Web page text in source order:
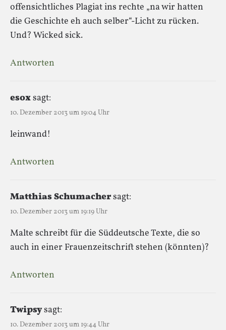
offensichtliches Plagiat ins rechte „na wir hatten
die Geschichte eh auch selber“-Licht zu rücken.
Und? Wicked sick.
Antworten
esoxsagt:
10. Dezember 2013 um 19:04 Uhr
leinwand!
Antworten
Matthias Schumachersagt:
10. Dezember 2013 um 19:19 Uhr
Malte schreibt für die Süddeutsche Texte, die so
auch in einer Frauenzeitschrift stehen (könnten)?
Antworten
Twipsysagt:
10. Dezember 2013 um 19:44 Uhr